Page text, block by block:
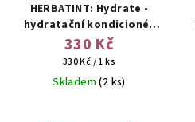
HERBATINT: Hydrate -
hydratační kondicionér
pro suché a normální vlasy
330 Kč
Měrná
cena:
330 Kč / 1 ks
Skladem(2 ks)